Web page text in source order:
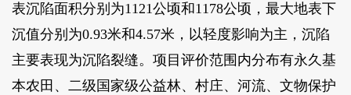
表沉陷面积分别为1121公顷和1178公顷，最大地表下
沉值分别为0.93米和4.57米，以轻度影响为主，沉陷
主要表现为沉陷裂缝。项目评价范围内分布有永久基
本农田、二级国家级公益林、村庄、河流、文物保护